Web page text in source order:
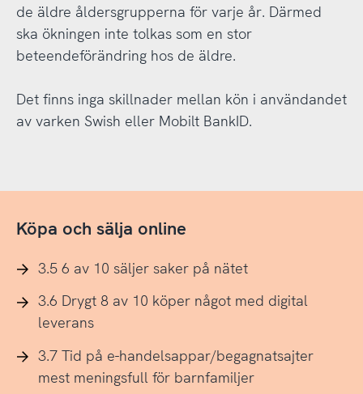
de äldre åldersgrupperna för varje år. Därmed
ska ökningen inte tolkas som en stor
beteendeförändring hos de äldre.
Det finns inga skillnader mellan kön i användandet
av varken Swish eller Mobilt BankID.
Köpa och sälja online
3.5 6 av 10 säljer saker på nätet
3.6 Drygt 8 av 10 köper något med digital
leverans
3.7 Tid på e-handelsappar/begagnatsajter
mest meningsfull för barnfamiljer